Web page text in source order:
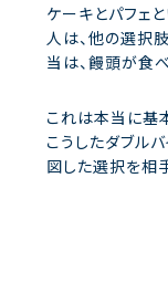
ケーキとパフェ
人は、他の選択
当は、饅頭が食
これは本当に基
こうしたダブル
図した選択を相